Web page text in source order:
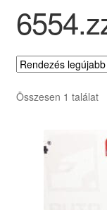
Felhasználási
Kapcsolatba lépni
Kifizetések
Összesen 1 találat